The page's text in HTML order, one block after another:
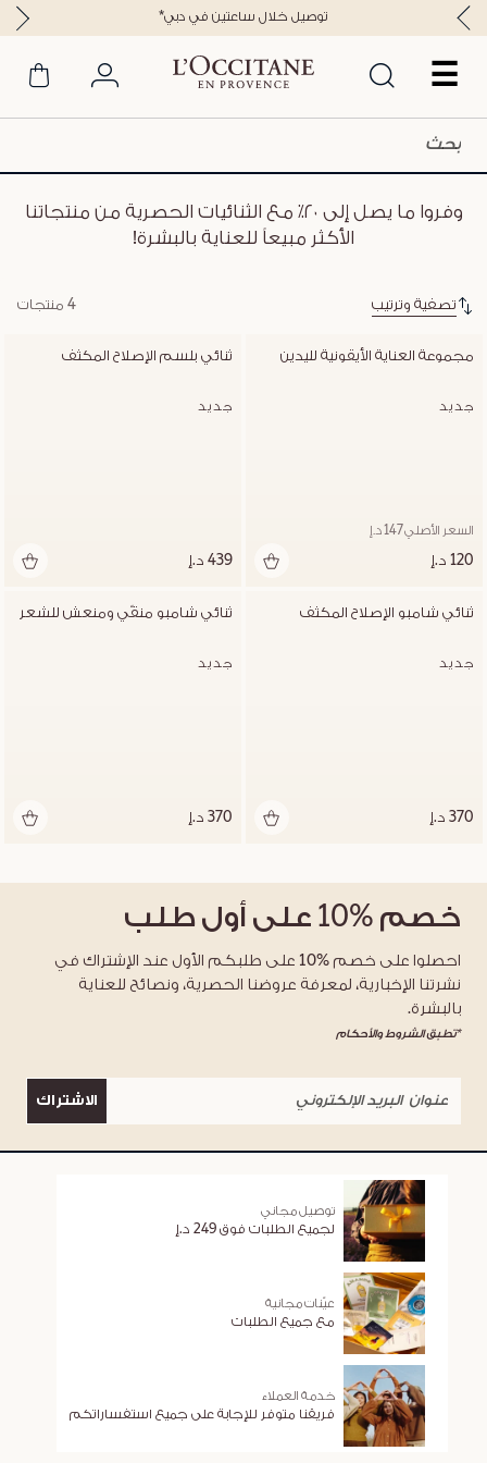
☰
*توصيل خلال ساعتين في دبي
وفروا ما يصل إلى ٢٠٪؜ مع الثنائيات الحصرية من منتجاتنا
الأكثر مبيعاً للعناية بالبشرة!
تصفية وترتيب 4 منتجات
مجموعة العناية الأيقونية لليدين
جديد
120 د.إ
السعر الأصلي 147 د.إ
ثنائي بلسم الإصلاح المكثف
جديد
439 د.إ
ثنائي شامبو الإصلاح المكثف
جديد
370 د.إ
ثنائي شامبو منقّي ومنعش للشعر
جديد
370 د.إ
خصم %10 على أول طلب
احصلوا على خصم %10 على طلبكم الأول عند الإشتراك في
نشرتنا الإخبارية، لمعرفة عروضنا الحصرية، ونصائح للعناية
بالبشرة.
*تطبق الشروط والأحكام
الاشتراك
توصيل مجاني
لجميع الطلبات فوق 249 د.إ
عيّنات مجانية
مع جميع الطلبات
خدمة العملاء
فريقنا متوفر للإجابة على جميع استفساراتكم